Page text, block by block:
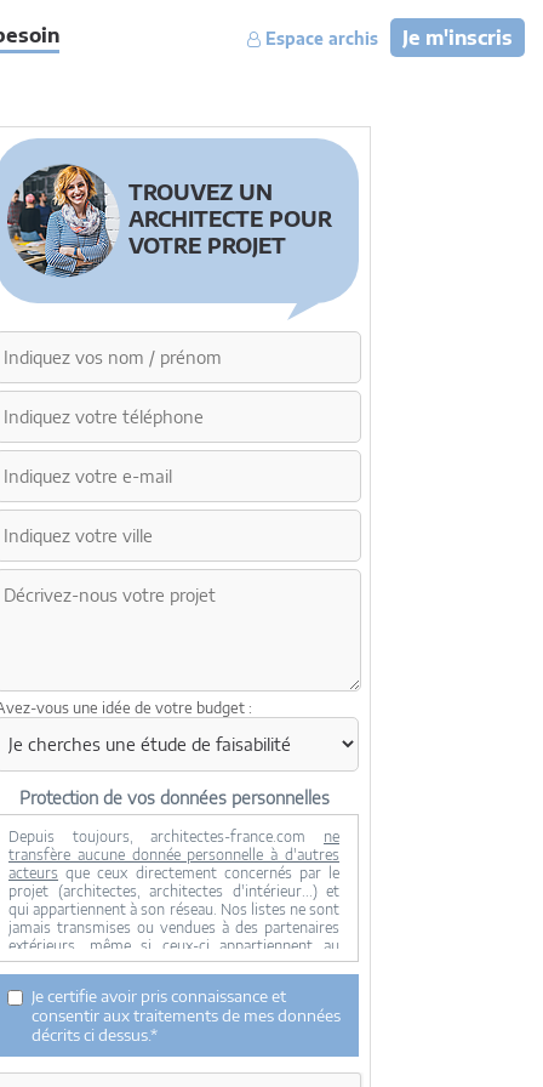
Je m'inscris
Espace archis
TROUVEZ UN
ARCHITECTE POUR
VOTRE PROJET
vous une idée de votre budget :
Protection de vos données personnelles
Depuis toujours, architectes-france.com ne
transfère aucune donnée personnelle à d'autres
acteurs que ceux directement concernés par le
projet (architectes, architectes d'intérieur...) et
qui appartiennent à son réseau. Nos listes ne sont
jamais transmises ou vendues à des partenaires
extérieurs, même si ceux-ci appartiennent au
domaine de la construction.
effectuée qu'avec votre consentement.
Je consens à ce que mes données personnelles
soient collectées pour permettre à architectes-
france de transférer votre projet aux architectes.
Seul Architectes-france, ses équipes internes et la
Je certifie avoir pris connaissance et
consentir aux traitements de mes données
décrits ci dessus.*